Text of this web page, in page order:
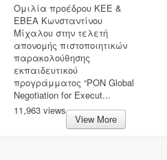
Ομιλία προέδρου ΚΕΕ &
ΕΒΕΑ Κωνσταντίνου
Μίχαλου στην τελετή
απονομής πιστοποιητικών
παρακολούθησης
εκπαιδευτικού
προγράμματος “PON Global
Negotiation for Execut...
11,963 views
View More